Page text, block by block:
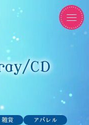
CD
雑貨
アパレル